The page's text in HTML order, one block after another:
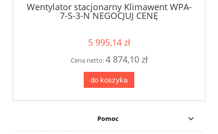
Wentylator stacjonarny Klimawent WPA-
7-S-3-N NEGOCJUJ CENĘ
5 995,14 zł
Cena netto:4 874,10 zł
do koszyka
Pomoc